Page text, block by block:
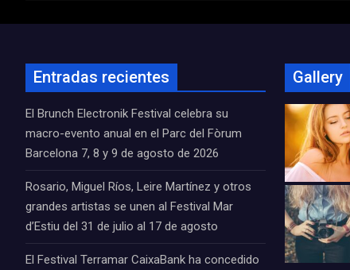
Entradas recientes
El Brunch Electronik Festival celebra su
macro-evento anual en el Parc del Fòrum
Barcelona 7, 8 y 9 de agosto de 2026
Rosario, Miguel Ríos, Leire Martínez y otros
grandes artistas se unen al Festival Mar
d’Estiu del 31 de julio al 17 de agosto
El Festival Terramar CaixaBank ha concedido
Gallery